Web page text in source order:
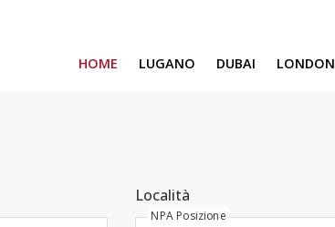
HOME LUGANO
DUBAI
CORAL REEF
VENICE & MALTA
LONDON
Località
NPA Posizione